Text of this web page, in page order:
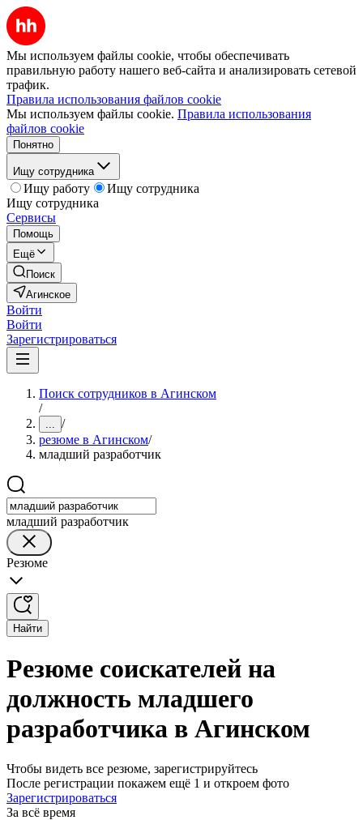
Мы используем файлы cookie, чтобы обеспечивать
правильную работу нашего веб-сайта и анализировать сетевой
трафик.
Правила использования файлов cookie
Мы используем файлы cookie. Правила использования
файлов cookie
Понятно
Ищу сотрудника
Ищу работу
Ищу сотрудника
Ищу сотрудника
Сервисы
Помощь
Ещё
Поиск
Агинское
Войти
Войти
Зарегистрироваться
Поиск сотрудников в Агинском
/
... /
резюме в Агинском/
младший разработчик
младший разработчик
Резюме
Найти
Резюме соискателей на
должность младшего
разработчика в Агинском
Чтобы видеть все резюме, зарегистрируйтесь
После регистрации покажем ещё 1 и откроем фото
Зарегистрироваться
За всё время